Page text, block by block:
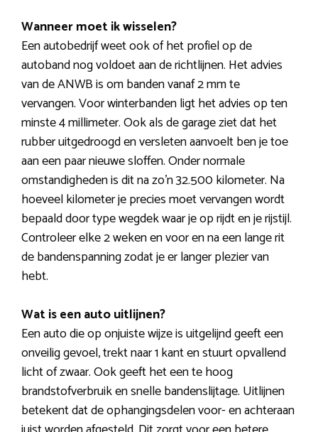
Wanneer moet ik wisselen?
Een autobedrijf weet ook of het profiel op de
autoband nog voldoet aan de richtlijnen. Het advies
van de ANWB is om banden vanaf 2 mm te
vervangen. Voor winterbanden ligt het advies op ten
minste 4 millimeter. Ook als de garage ziet dat het
rubber uitgedroogd en versleten aanvoelt ben je toe
aan een paar nieuwe sloffen. Onder normale
omstandigheden is dit na zo’n 32.500 kilometer. Na
hoeveel kilometer je precies moet vervangen wordt
bepaald door type wegdek waar je op rijdt en je rijstijl.
Controleer elke 2 weken en voor en na een lange rit
de bandenspanning zodat je er langer plezier van
hebt.
Wat is een auto uitlijnen?
Een auto die op onjuiste wijze is uitgelijnd geeft een
onveilig gevoel, trekt naar 1 kant en stuurt opvallend
licht of zwaar. Ook geeft het een te hoog
brandstofverbruik en snelle bandenslijtage. Uitlijnen
betekent dat de ophangingsdelen voor- en achteraan